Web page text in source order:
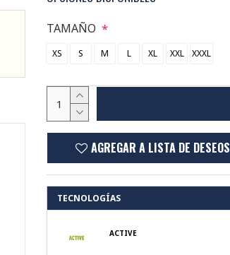
TAMAÑO
XS S M L XL XXL XXXL
AGREGAR A LISTA DE DESEOS
TECNOLOGÍAS
ACTIVE